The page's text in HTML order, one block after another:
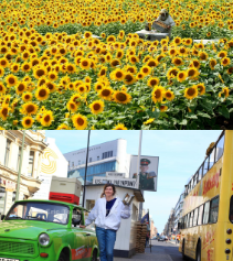
SLOVÉNIE : AU PAYS DES
ABEILLES
LE TRAVAIL DES